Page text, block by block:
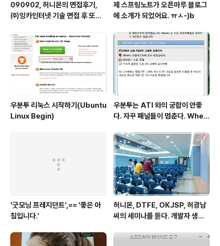
090902, 허니몬의 면접후기,
㈜잉카인터넷 기술 면접 후 또한
업!!
제 스프링노트가 오픈마루 블로그
에 소개가 되었어요. ㅠㅅ-)b
우분투 리눅스 시작하기(Ubuntu
Linux Begin)
우분투는 ATI 와의 궁합이 안좋
다. 자꾸 패널들이 멈춘다. When
n saver, gnome panel is st
op.
'굿모닝 프레지던트',== '좋은 아
침입니다.'
허니몬, DTFE, OKJSP, 허광남
씨의 세미나를 듣다. 개발자 생존